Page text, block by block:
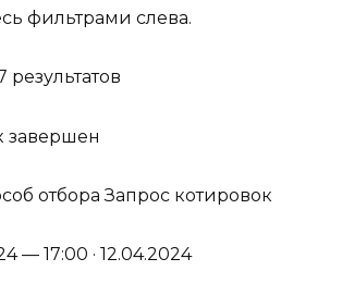
фильтрами слева.
результатов
завершен
отбора Запрос котировок
— 17:00 · 12.04.2024